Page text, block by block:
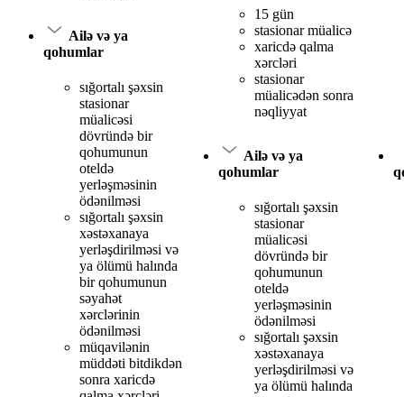
Ailə və ya
qohumlar
sığortalı şəxsin
stasionar
müalicəsi
dövründə bir
qohumunun
oteldə
yerləşməsinin
ödənilməsi
sığortalı şəxsin
xəstəxanaya
yerləşdirilməsi və
ya ölümü halında
bir qohumunun
səyahət
xərclərinin
ödənilməsi
müqavilənin
müddəti bitdikdən
sonra xaricdə
15 gün
stasionar müalicə
xaricdə qalma
xərcləri
stasionar
müalicədən sonra
nəqliyyat
Ailə və ya
qohumlar
sığortalı şəxsin
stasionar
müalicəsi
dövründə bir
qohumunun
oteldə
yerləşməsinin
ödənilməsi
sığortalı şəxsin
xəstəxanaya
yerləşdirilməsi və
ya ölümü halında